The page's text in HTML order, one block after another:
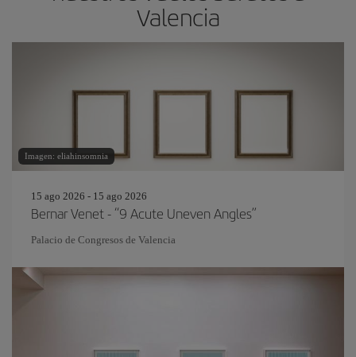
Valencia
Imagen: eliahinsomnia
15 ago 2026 - 15 ago 2026
Bernar Venet - “9 Acute Uneven Angles”
Palacio de Congresos de Valencia